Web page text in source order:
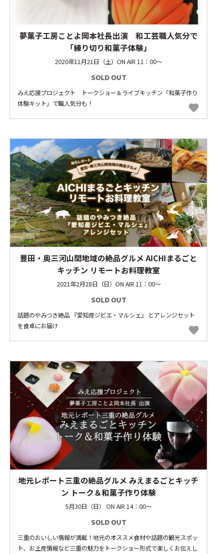
夢菓子工房ことよ岡本社長出演 和工芸職人気分で
「練り切り和菓子体験」
2020年11月21日（土）ON AIR 11：00～
SOLD OUT
みえ応援プロジェクト トークショー＆ライブキッチン「和菓子作り
体験キット」で職人気分も！
favorite
豊田・奥三河山間地域の絶品グルメ AICHIまるごと
キッチン リモートお料理教室
2021年2月28日（日）ON AIR 11：00～
SOLD OUT
話題のやみつき絶品 『愛知産ジビエ・マルシェ』 とアレンジセット
を食卓にお届け
favorite
地元レポート三重の絶品グルメ みえまるごとキッチ
ン トーク＆和菓子作り体験
5月30日（日） ON AIR 14：00～
SOLD OUT
三重のおいしい情報が満載！地元のオススメ食材や話題の観光スポッ
ト、お土産情報など三重の魅力をトークショー形式で楽しくお伝えし